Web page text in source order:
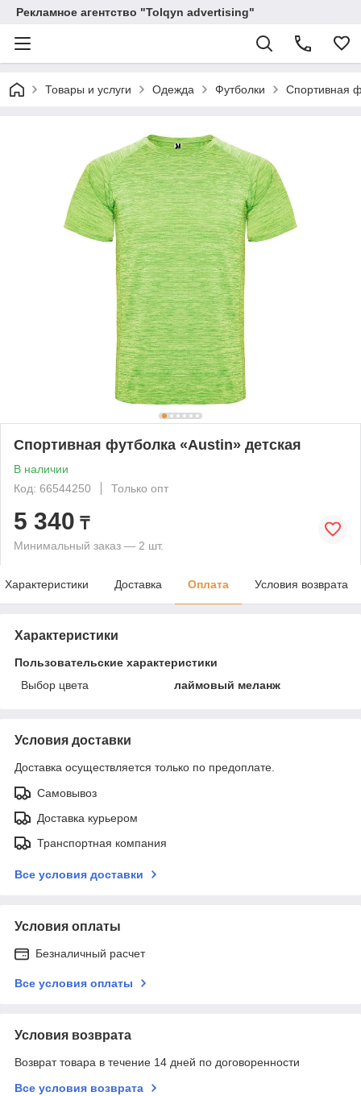
Рекламное агентство "Tolqyn advertising"
Товары и услуги Одежда Футболки Спортивная
Спортивная футболка «Austin» детская
В наличии
Код: 66544250
Только опт
5 340 ₸
Минимальный заказ — 2 шт.
Характеристики Доставка Оплата Условия возврата
Характеристики
Пользовательские характеристики
Выбор цвета
лаймовый меланж
Условия доставки
Доставка осуществляется только по предоплате.
Самовывоз
Доставка курьером
Транспортная компания
Все условия доставки
Условия оплаты
Безналичный расчет
Все условия оплаты
Условия возврата
Возврат товара в течение 14 дней по договоренности
Все условия возврата